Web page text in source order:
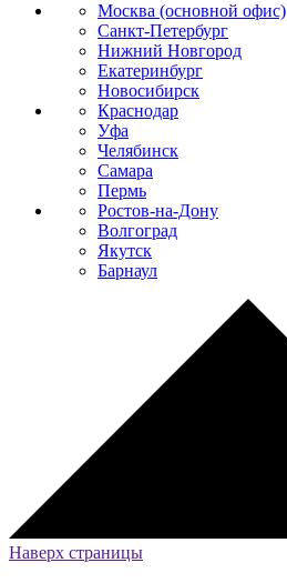
Москва (основной офис)
Санкт-Петербург
Нижний Новгород
Екатеринбург
Новосибирск
Краснодар
Уфа
Челябинск
Самара
Пермь
Ростов-на-Дону
Волгоград
Якутск
Барнаул
Наверх страницы